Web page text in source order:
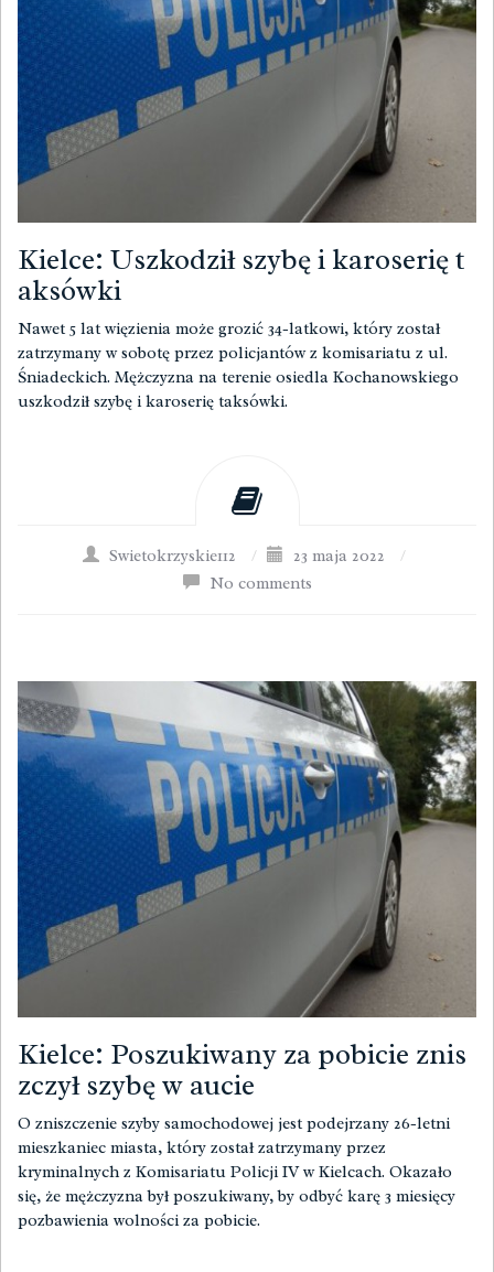
Kielce: Uszkodził szybę i karoserię t
aksówki
Nawet 5 lat więzienia może grozić 34-latkowi, który został
zatrzymany w sobotę przez policjantów z komisariatu z ul.
Śniadeckich. Mężczyzna na terenie osiedla Kochanowskiego
uszkodził szybę i karoserię taksówki.
Swietokrzyskie112 / 23 maja 2022
/
No comments
Kielce: Poszukiwany za pobicie znis
zczył szybę w aucie
O zniszczenie szyby samochodowej jest podejrzany 26-letni
mieszkaniec miasta, który został zatrzymany przez
kryminalnych z Komisariatu Policji IV w Kielcach. Okazało
się, że mężczyzna był poszukiwany, by odbyć karę 3 miesięcy
pozbawienia wolności za pobicie.